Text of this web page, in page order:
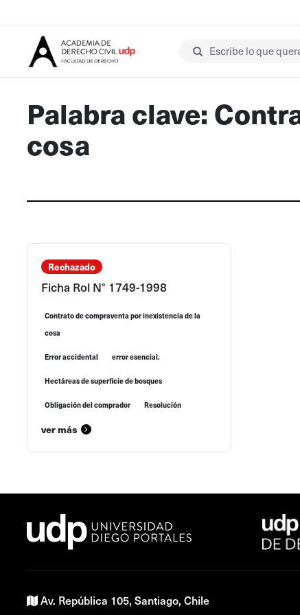
Escribe lo que
Palabra clave:
cosa
Rechazado
Ficha Rol N° 1749-1998
Contrato de compraventa por inexistencia de la
cosa
Error accidental error esencial.
Hectáreas de superficie de bosques
Obligación del comprador Resolución
ver más
Av. República 105, Santiago, Chile